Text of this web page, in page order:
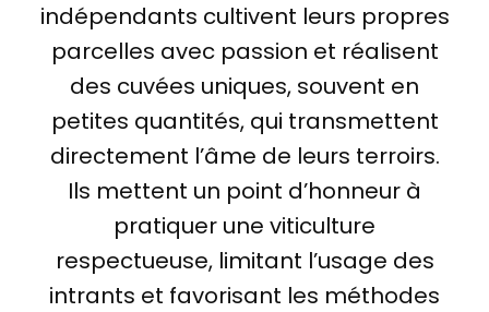
indépendants cultivent leurs propres
parcelles avec passion et réalisent
des cuvées uniques, souvent en
petites quantités, qui transmettent
directement l’âme de leurs terroirs.
Ils mettent un point d’honneur à
pratiquer une viticulture
respectueuse, limitant l’usage des
intrants et favorisant les méthodes